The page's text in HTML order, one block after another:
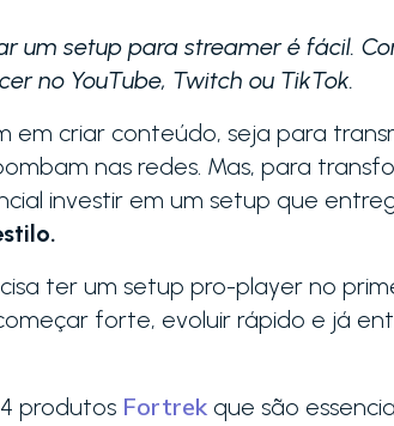
um setup para streamer é fácil.
no YouTube, Twitch ou TikTok.
em criar conteúdo, seja para
nas redes. Mas, para
investir em um setup que
ter um setup pro-player no
forte, evoluir rápido e já
produtos Fortrek que são